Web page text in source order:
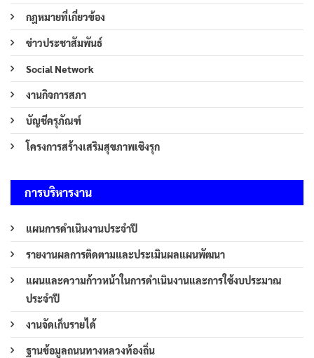
กฎหมายที่เกี่ยวข้อง
ข่าวประชาสัมพันธ์
Social Network
งานกิจการสภา
บัญชีครุภัณฑ์
โครงการสร้างเสริมสุขภาพเชิงรุก
การบริหารงาน
แผนการดำเนินงานประจำปี
รายงานผลการติดตามและประเมินผลแผนพัฒนา
แผนและความก้าวหน้าในการดำเนินงานและการใช้งบประมาณ
ประจำปี
งานจัดเก็บรายได้
ฐานข้อมูลถนนทางหลวงท้องถิ่น